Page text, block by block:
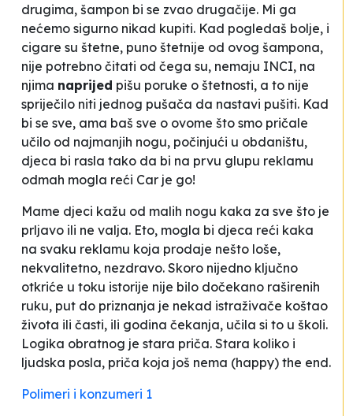
drugima, šampon bi se zvao drugačije. Mi ga
nećemo sigurno nikad kupiti. Kad pogledaš bolje, i
cigare su štetne, puno štetnije od ovog šampona,
nije potrebno čitati od čega su, nemaju INCI, na
njima naprijed pišu poruke o štetnosti, a to nije
spriječilo niti jednog pušača da nastavi pušiti. Kad
bi se sve, ama baš sve o ovome što smo pričale
učilo od najmanjih nogu, počinjući u obdaništu,
djeca bi rasla tako da bi na prvu glupu reklamu
odmah mogla reći Car je go!
Mame djeci kažu od malih nogu kaka za sve što je
prljavo ili ne valja. Eto, mogla bi djeca reći kaka
na svaku reklamu koja prodaje nešto loše,
nekvalitetno, nezdravo. Skoro nijedno ključno
otkriće u toku istorije nije bilo dočekano raširenih
ruku, put do priznanja je nekad istraživače koštao
života ili časti, ili godina čekanja, učila si to u školi.
Logika obratnog je stara priča. Stara koliko i
ljudska posla, priča koja još nema (happy) the end.
Polimeri i konzumeri 1